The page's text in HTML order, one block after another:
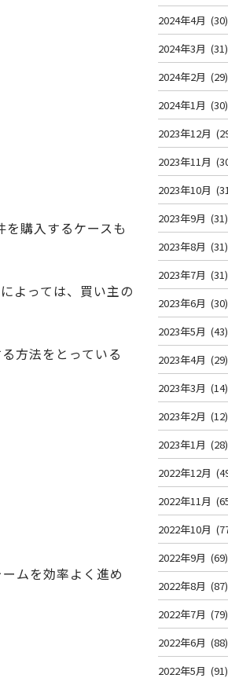
購入するケースも
よっては、買い主の
方法をとっている
ムを効率よく進め
2024年4月 (30)
2024年3月 (31)
2024年2月 (29)
2024年1月 (30)
2023年12月
2023年11月
2023年10月
2023年9月 (31)
2023年8月 (31)
2023年7月 (31)
2023年6月 (30)
2023年5月 (43)
2023年4月 (29)
2023年3月 (14)
2023年2月 (12)
2023年1月 (28)
2022年12月
2022年11月
2022年10月
2022年9月 (69)
2022年8月 (87)
2022年7月 (79)
2022年6月 (88)
2022年5月 (91)